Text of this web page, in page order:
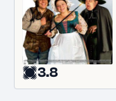
3.8